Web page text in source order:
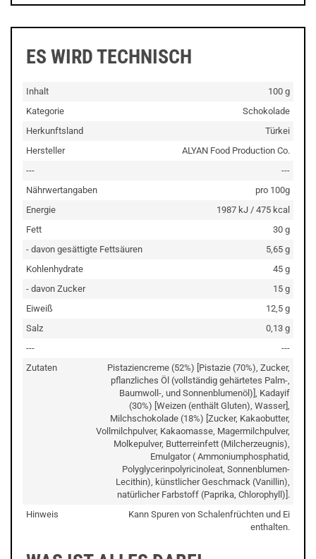
ES WIRD TECHNISCH
Inhalt
100 g
Kategorie
Schokolade
Herkunftsland
Türkei
Hersteller
ALYAN Food Production Co.
---
---
Nährwertangaben
pro 100g
Energie
1987 kJ / 475 kcal
Fett
30 g
- davon gesättigte Fettsäuren
5,65 g
Kohlenhydrate
45 g
- davon Zucker
15 g
Eiweiß
12,5 g
Salz
0,13 g
---
---
Zutaten
Pistaziencreme (52%) [Pistazie (70%), Zucker,
pflanzliches Öl (vollständig gehärtetes Palm-,
Baumwoll-, und Sonnenblumenöl)], Kadayif
(30%) [Weizen (enthält Gluten), Wasser],
Milchschokolade (18%) [Zucker, Kakaobutter,
Vollmilchpulver, Kakaomasse, Magermilchpulver,
Molkepulver, Butterreinfett (Milcherzeugnis),
Emulgator ( Ammoniumphosphatid,
Polyglycerinpolyricinoleat, Sonnenblumen-
Lecithin), künstlicher Geschmack (Vanillin),
natürlicher Farbstoff (Paprika, Chlorophyll)].
Hinweis
Kann Spuren von Schalenfrüchten und Ei
enthalten.